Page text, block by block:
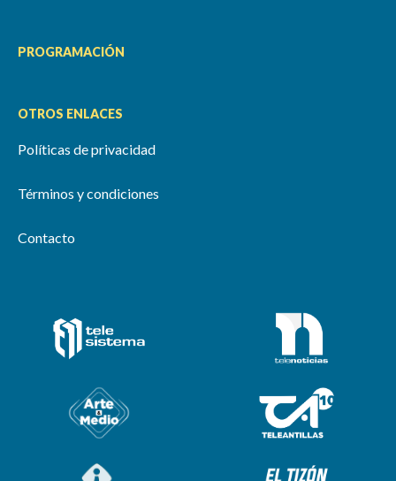
PROGRAMACIÓN
OTROS ENLACES
Políticas de privacidad
Términos y condiciones
Contacto